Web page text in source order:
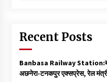
Recent Posts
Banbasa Railway
अछनेरा-टनकपुर एक्सप्रेस, रेल मंत्री